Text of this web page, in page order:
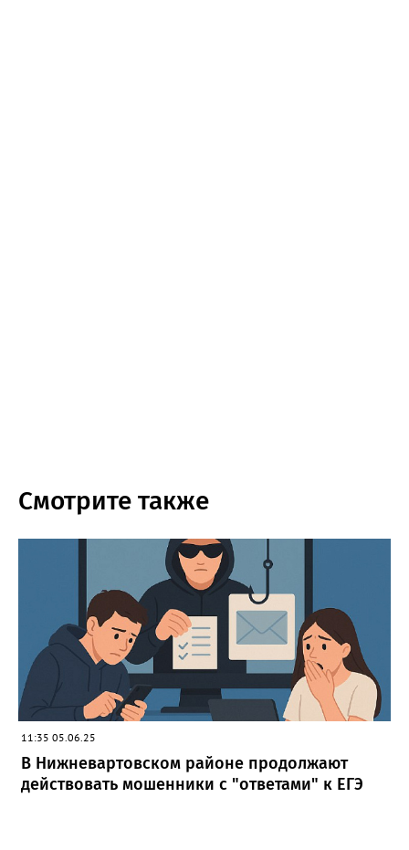
Смотрите также
11:35 05.06.25
В Нижневартовском районе продолжают
действовать мошенники с "ответами" к ЕГЭ